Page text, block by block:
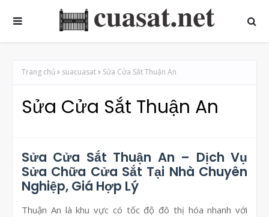
Trang chủ suacuasat Sửa Cửa Sắt Thuận An
Sửa Cửa Sắt Thuận An
Sửa Cửa Sắt Thuận An – Dịch Vụ
Sửa Chữa Cửa Sắt Tại Nhà Chuyên
Nghiệp, Giá Hợp Lý
Thuận An là khu vực có tốc độ đô thị hóa nhanh với